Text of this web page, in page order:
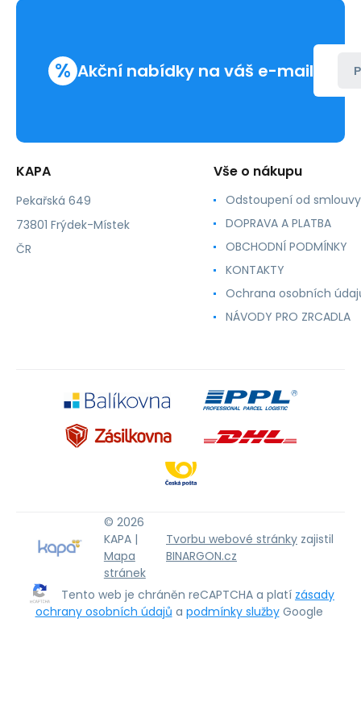
do
chemického
% Akční nabídky na váš e-mail
KAPA
Pekařská 649
73801 Frýdek-Místek
ČR
Vše o nákupu
Odstoupení od smlouvy
DOPRAVA A PLATBA
OBCHODNÍ PODMÍNKY
KONTAKTY
Ochrana osobních
NÁVODY PRO ZRCADLA
© 2026
KAPA |
Mapa
stránek
Tvorbu webové stránky zajistil
BINARGON.cz
Tento web je chráněn reCAPTCHA a platí zásady
ochrany osobních údajů a podmínky služby Google